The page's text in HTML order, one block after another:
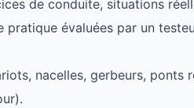
de conduite, situations
pratique évaluées par un
nacelles, gerbeurs, ponts